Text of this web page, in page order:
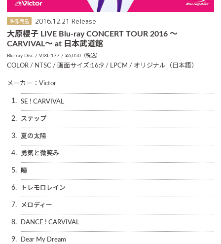
映像商品 2016.12.21 Release
大原櫻子 LIVE Blu-ray CONCERT TOUR 2016 ～
CARVIVAL～ at 日本武道館
Blu-ray Disc VIXL-177 ¥6,050（税込）
COLOR / NTSC / 画面サイズ:16:9 / LPCM / オリジナル（日本語）
メーカー：Victor
1. SE ! CARVIVAL
2. ステップ
3. 夏の太陽
4. 勇気と微笑み
5. 瞳
6. トレモロレイン
7. メロディー
8. DANCE ! CARVIVAL
9. Dear My Dream